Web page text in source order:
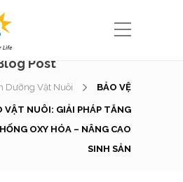
Post
Dưỡng Vật Nuôi BẢO VỆ
VẬT NUÔI: GIẢI PHÁP TĂNG
OXY HÓA – NÂNG CAO
SINH SẢN